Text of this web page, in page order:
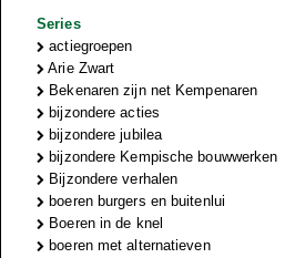
Series
actiegroepen
Arie Zwart
Bekenaren zijn net Kempenaren
bijzondere acties
bijzondere jubilea
bijzondere Kempische bouwwerken
Bijzondere verhalen
boeren burgers en buitenlui
Boeren in de knel
boeren met alternatieven